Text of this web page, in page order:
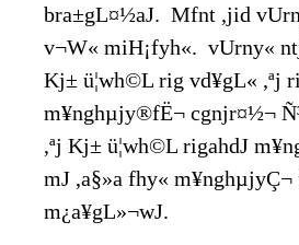
bra±gL¤½aJ. Mfnt ,jid
v¬W« miH¡fyh«. vUrny«
Kj± ü¦wh©L rig vd¥gL« ,ªj
m¥nghµjy®fË¬ cgnjr¤½¬
,ªj Kj± ü¦wh©L rigahdJ
mJ ,a§»a fhy«
m¿a¥gL»¬wJ.